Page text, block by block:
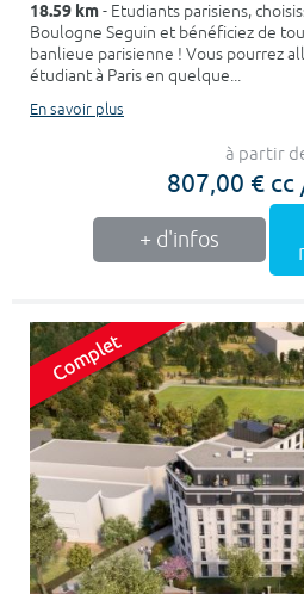
18.59 km- Etudiants parisiens,
Boulogne Seguin et bénéficiez de
banlieue parisienne ! Vous pourrez
étudiant à Paris en quelque...
En savoir plus
à partir
807,00 € cc
+ d'infos